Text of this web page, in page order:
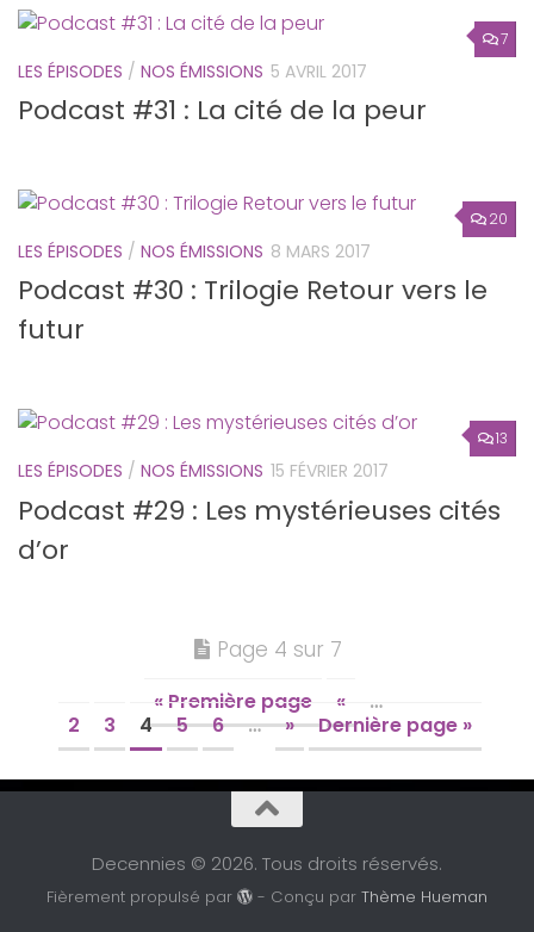
7
LES ÉPISODES / NOS ÉMISSIONS 5 AVRIL 2017
Podcast #31 : La cité de la peur
20
LES ÉPISODES / NOS ÉMISSIONS 8 MARS 2017
Podcast #30 : Trilogie Retour vers le
futur
13
LES ÉPISODES / NOS ÉMISSIONS 15 FÉVRIER 2017
Podcast #29 : Les mystérieuses cités
d’or
Page 4 sur 7
« Première page «
…
2
3 4 5 6 … » Dernière page »
Decennies © 2026. Tous droits réservés.
Fièrement propulsé par - Conçu parThème Hueman